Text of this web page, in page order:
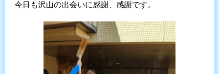
今日も沢山の出会いに感謝、感謝です。